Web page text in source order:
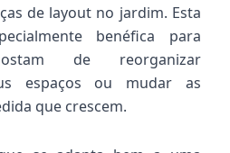
de layout no jardim. Esta
benéfica para
de reorganizar
espaços ou mudar as
que crescem.